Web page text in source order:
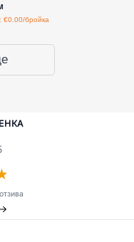
€0.00/бройка